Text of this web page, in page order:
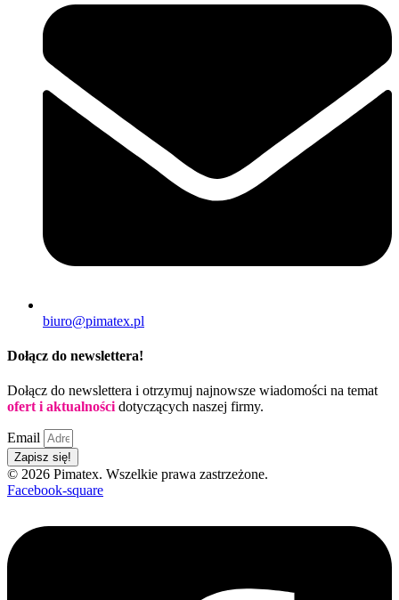
biuro@pimatex.pl
Dołącz do newslettera!
Dołącz do newslettera i otrzymuj najnowsze wiadomości na temat
ofert i aktualności dotyczących naszej firmy.
Email
Zapisz się!
© 2026 Pimatex. Wszelkie prawa zastrzeżone.
Facebook-square